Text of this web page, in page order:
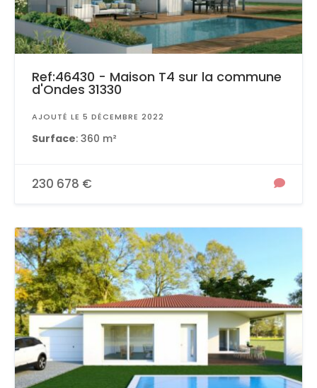
Ref:46430 - Maison T4 sur la commune
d'Ondes 31330
AJOUTÉ LE 5 DÉCEMBRE 2022
Surface: 360 m²
230 678 €